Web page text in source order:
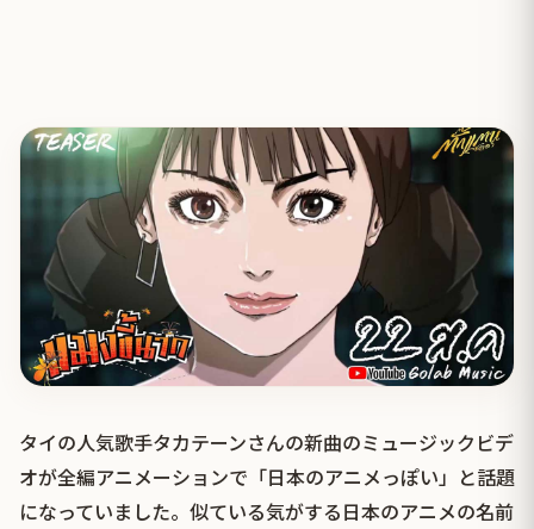
タイの人気歌手タカテーンさんの新曲のミュージックビデ
オが全編アニメーションで「日本のアニメっぽい」と話題
になっていました。似ている気がする日本のアニメの名前